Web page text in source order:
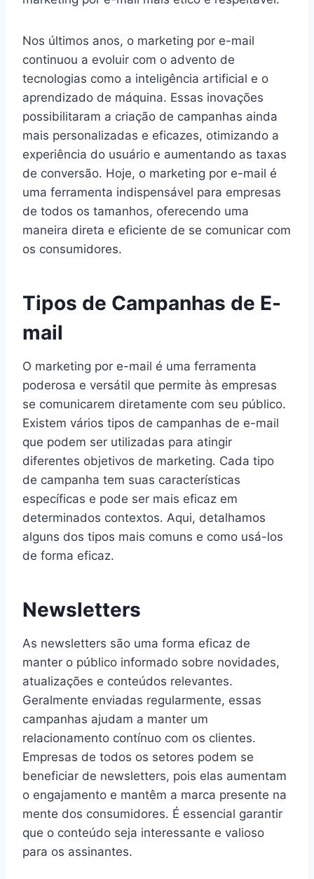
Nos últimos anos, o marketing por e-mail
continuou a evoluir com o advento de
tecnologias como a inteligência artificial e o
aprendizado de máquina. Essas inovações
possibilitaram a criação de campanhas ainda
mais personalizadas e eficazes, otimizando a
experiência do usuário e aumentando as taxas
de conversão. Hoje, o marketing por e-mail é
uma ferramenta indispensável para empresas
de todos os tamanhos, oferecendo uma
maneira direta e eficiente de se comunicar com
os consumidores.
Tipos de Campanhas de E-
mail
O marketing por e-mail é uma ferramenta
poderosa e versátil que permite às empresas
se comunicarem diretamente com seu público.
Existem vários tipos de campanhas de e-mail
que podem ser utilizadas para atingir
diferentes objetivos de marketing. Cada tipo
de campanha tem suas características
específicas e pode ser mais eficaz em
determinados contextos. Aqui, detalhamos
alguns dos tipos mais comuns e como usá-los
de forma eficaz.
Newsletters
As newsletters são uma forma eficaz de
manter o público informado sobre novidades,
atualizações e conteúdos relevantes.
Geralmente enviadas regularmente, essas
campanhas ajudam a manter um
relacionamento contínuo com os clientes.
Empresas de todos os setores podem se
beneficiar de newsletters, pois elas aumentam
o engajamento e mantêm a marca presente na
mente dos consumidores. É essencial garantir
que o conteúdo seja interessante e valioso
para os assinantes.